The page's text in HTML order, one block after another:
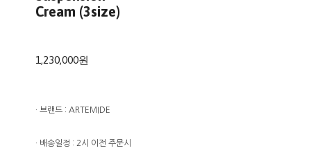
Cream (3size)
1,230,000원
· 브랜드 : ARTEMIDE
· 배송일정 : 2시 이전 주문시